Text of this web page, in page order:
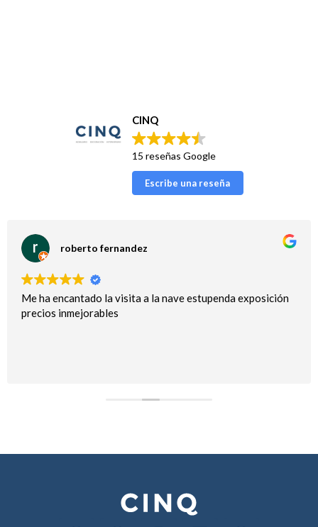
CINQ
15 reseñas Google
Escribe una reseña
roberto fernandez
Me ha encantado la visita a la nave estupenda exposición
precios inmejorables